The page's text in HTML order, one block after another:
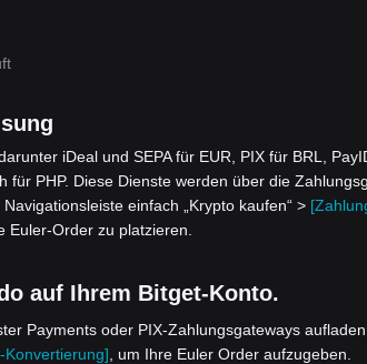
iDeal und SEPA für EUR, PIX für BRL,
für PHP. Diese Dienste werden über die
einfach „Krypto kaufen“ >
Order zu platzieren.
auf Ihrem Bitget-Konto.
Payments oder PIX-Zahlungsgateways
Konvertierung] , um Ihre Euler Order aufzugeben.